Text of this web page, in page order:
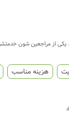
یکی از مراجعین شون
هزینه مناسب